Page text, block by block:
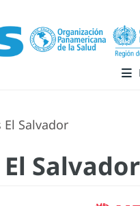
El Salvador
Salvador